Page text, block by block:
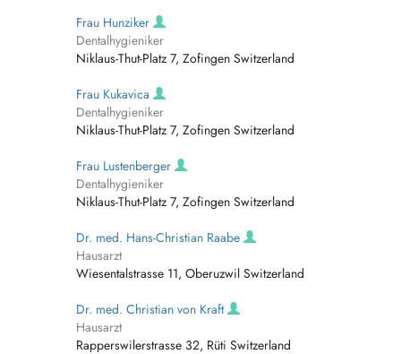
Frau Hunziker
Dentalhygieniker
Niklaus-Thut-Platz 7, Zofingen Switzerland
Frau Kukavica
Dentalhygieniker
Niklaus-Thut-Platz 7, Zofingen Switzerland
Frau Lustenberger
Dentalhygieniker
Niklaus-Thut-Platz 7, Zofingen Switzerland
Dr. med. Hans-Christian Raabe
Hausarzt
Wiesentalstrasse 11, Oberuzwil Switzerland
Dr. med. Christian von Kraft
Hausarzt
Rapperswilerstrasse 32, Rüti Switzerland